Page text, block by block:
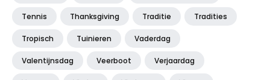
Tennis Thanksgiving Traditie Tradities
Tropisch Tuinieren Vaderdag
Valentijnsdag Veerboot Verjaardag